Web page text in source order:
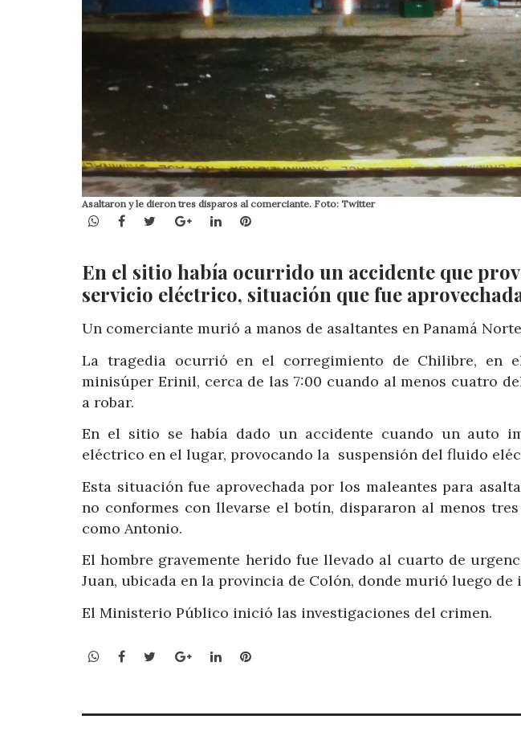
Asaltaron y le dieron tres disparos al comerciante. Foto: Twitter
WhatsApp
Facebook
TwitterGoogle+LinkedInPinterest
En el sitio había ocurrido un accidente que
servicio eléctrico, situación que fue
Un comerciante murió a manos de asaltantes en Panamá
La tragedia ocurrió en el corregimiento de Chilibre, en
minisúper Erinil, cerca de las 7:00 cuando al menos cuatro
a robar.
En el sitio se había dado un accidente cuando un auto
eléctrico en el lugar, provocando la suspensión del fluido
Esta situación fue aprovechada por los maleantes para
no conformes con llevarse el botín, dispararon al menos
como Antonio.
El hombre gravemente herido fue llevado al cuarto de
Juan, ubicada en la provincia de Colón, donde murió luego de
El Ministerio Público inició las investigaciones del crimen.
WhatsApp
Facebook
TwitterGoogle+LinkedInPinterest